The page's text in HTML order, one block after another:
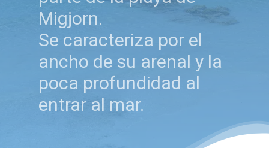
Migjorn.
Se caracteriza por el
ancho de su arenal y la
poca profundidad al
entrar al mar.